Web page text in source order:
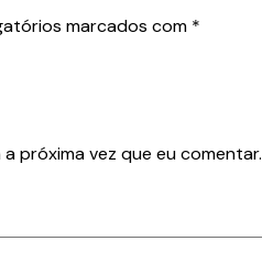
marcados com *
próxima vez que eu comentar.